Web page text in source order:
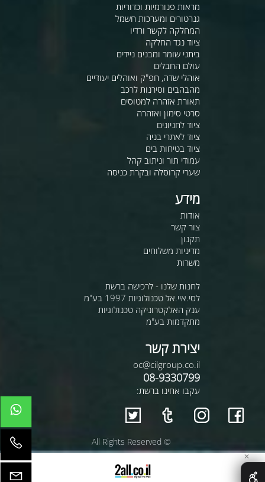
מראות פנורמיות וכדוריות
גנרטורים ומערכות חשמל
המחלקה לקשר ורדיו
ציוד נגד החלקה
ביתני שומר ומבנים ניידים
עולם החבלים
אוהלי שדה, חפ"ק ואוהלים יעודיים
מהבהבים וסירנות לרכב
תאורת אזהרה למטוסים
סרטי סימון ואזהרה
ציוד לחניונים
ציוד לאתרי בניה
ציוד בטיחות בים
עמודי תור וניתוב קהל
שערי קרוסלה ובקרת כניסה
מידע
אודות
צור קשר
תקנון
מדיניות משלוחים
משרות
לחנות שלנו - לרכישה ברשת
לסי.איי.אל טכנולוגיות 1997 בע"מ
ענק האלקטרוניקה טכנולוגיות
מתקדמות בע"מ
יצירת קשר
oc@cilgroup.co.il
08-9330799
עקבו אחינו ברשת:
© All Rights Reserved
✕